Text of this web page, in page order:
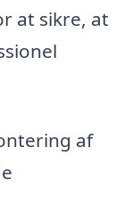
at sikre, at
af